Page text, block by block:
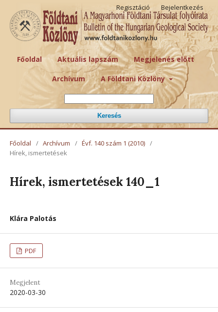
Főoldal Aktuális lapszám Megjelenés előtt
Archívum A Földtani Közlöny
Keresés
Regisztáció Bejelentkezés
Főoldal / Archívum / Évf. 140 szám 1 (2010) /
Hírek, ismertetések
Hírek, ismertetések 140_1
Klára Palotás
PDF
Megjelent
2020-03-30